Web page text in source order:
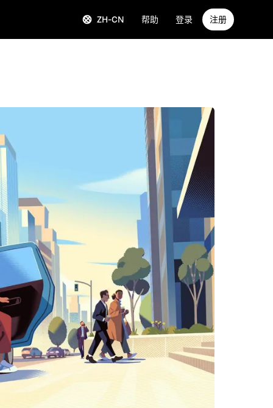
ZH-CN 帮助 登录 注册